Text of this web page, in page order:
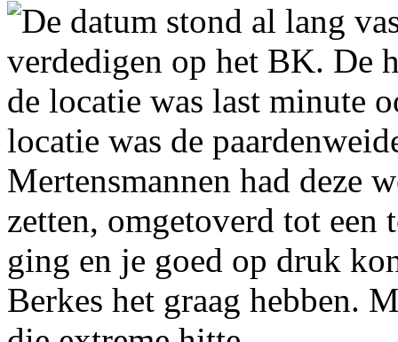
De datum stond al lang
verdedigen op het BK. De
de locatie was last minute
locatie was de
Mertensmannen had deze
zetten, omgetoverd tot
ging en je goed op druk
Berkes het graag hebben.